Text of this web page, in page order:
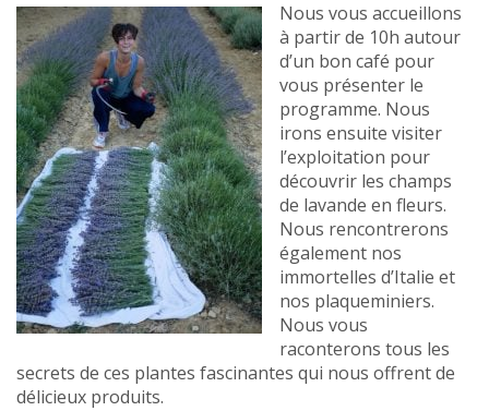
Nous vous accueillons
à partir de 10h autour
d’un bon café pour
vous présenter le
programme. Nous
irons ensuite visiter
l’exploitation pour
découvrir les champs
de lavande en fleurs.
Nous rencontrerons
également nos
immortelles d’Italie et
nos plaqueminiers.
Nous vous
raconterons tous les
secrets de ces plantes fascinantes qui nous offrent de
délicieux produits.